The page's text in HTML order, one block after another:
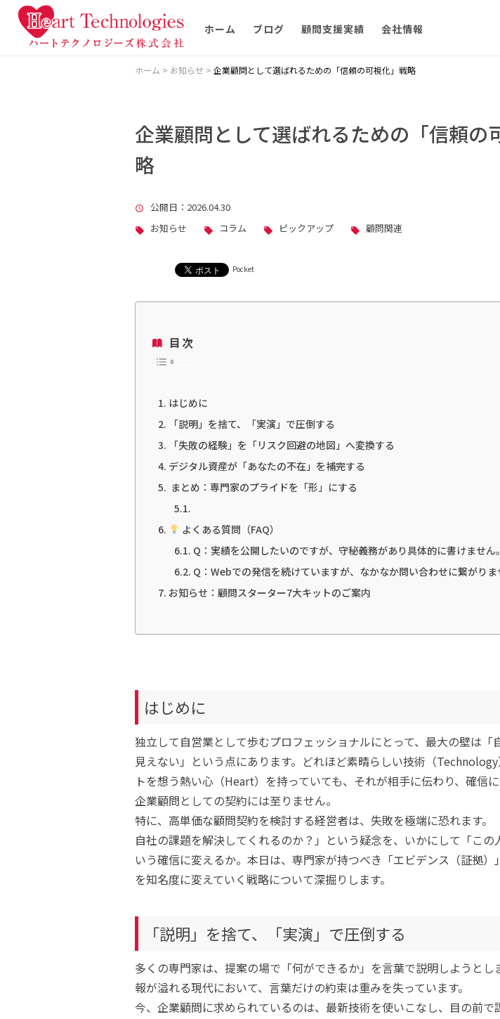
ホーム ブログ 顧問支援実績 会社情報
ホーム > お知らせ > 企業顧問として選ばれるための「信頼の可視化」戦略
企業顧問として選ばれるための「信頼の
略
公開日 ：2026.04.30
お知らせ
コラム ピックアップ 顧問関連
Pocket
目次
はじめに
「説明」を捨て、「実演」で圧倒する
「失敗の経験」を「リスク回避の地図」へ変換する
デジタル資産が「あなたの不在」を補完する
まとめ：専門家のプライドを「形」にする
よくある質問（FAQ）
Q：実績を公開したいのですが、守秘義務があり具体的に書けません。
Q：Webでの発信を続けていますが、なかなか問い合わせに繋がりま
お知らせ：顧問スターター7大キットのご案内
はじめに
独立して自営業として歩むプロフェッショナルにとって、最大の壁は「
見えない」という点にあります。どれほど素晴らしい技術（
トを想う熱い心（Heart）を持っていても、それが相手に伝わり、確信に
企業顧問としての契約には至りません。
特に、高単価な顧問契約を検討する経営者は、失敗を極端に恐れます。
自社の課題を解決してくれるのか？」という疑念を、いかにして「この
いう確信に変えるか。本日は、専門家が持つべき「エビデンス（証拠）
を知名度に変えていく戦略について深掘りします。
「説明」を捨て、「実演」で圧倒する
多くの専門家は、提案の場で「何ができるか」を言葉で説明しようとし
報が溢れる現代において、言葉だけの約束は重みを失っています。
今、企業顧問に求められているのは、最新技術を使いこなし、目の前で